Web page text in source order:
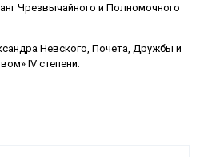
Чрезвычайного и Полномочного
Невского, Почета, Дружбы и
IV степени.